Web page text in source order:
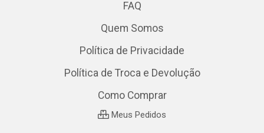
FAQ
Quem Somos
Política de Privacidade
Política de Troca e Devolução
Como Comprar
Meus Pedidos